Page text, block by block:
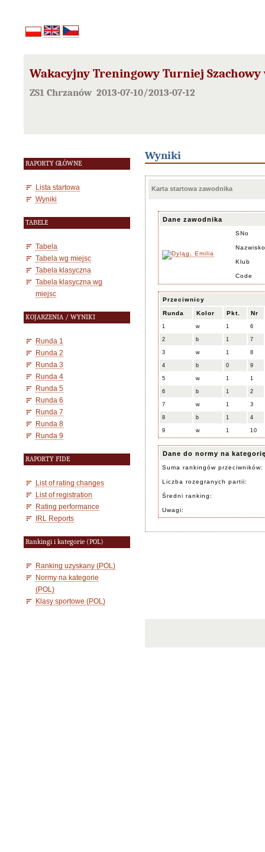
Wakacyjny Treningowy Turniej Szachowy
ZS1 Chrzanów 2013-07-10/2013-07-12
RAPORTY GŁÓWNE
Lista startowa
Wyniki
TABELE
Tabela
Tabela wg miejsc
Tabela klasyczna
Tabela klasyczna wg
miejsc
KOJARZENIA / WYNIKI
Runda 1
Runda 2
Runda 3
Runda 4
Runda 5
Runda 6
Runda 7
Runda 8
Runda 9
RAPORTY FIDE
List of rating changes
List of registration
Rating performance
IRL Reports
Rankingi i kategorie (POL)
Ranking uzyskany (POL)
Normy na kategorie
(POL)
Klasy sportowe (POL)
Wyniki
Karta startowa zawodnika
Dane zawodnika
SNo
Klub
Code
Przeciwnicy
Runda Kolor Pkt. Nr
1 w 1 6
2 b 1 7
3 w 1 8
4 b 0 9
5 w 1 1
6 b 1 2
7 w 1 3
8 b 1 4
9 w 1 10
Dane do normy na
Suma rankingów przeciwników:
Liczba rozegranych partii:
Średni ranking:
Uwagi: